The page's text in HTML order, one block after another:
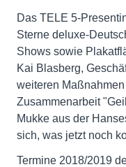
Das TELE 5-
Sterne deluxe-
Shows sowie
Kai Blasberg,
weiteren
Zusammenarbeit
Mukke aus der
sich, was jetzt noch
Termine 2018/2019